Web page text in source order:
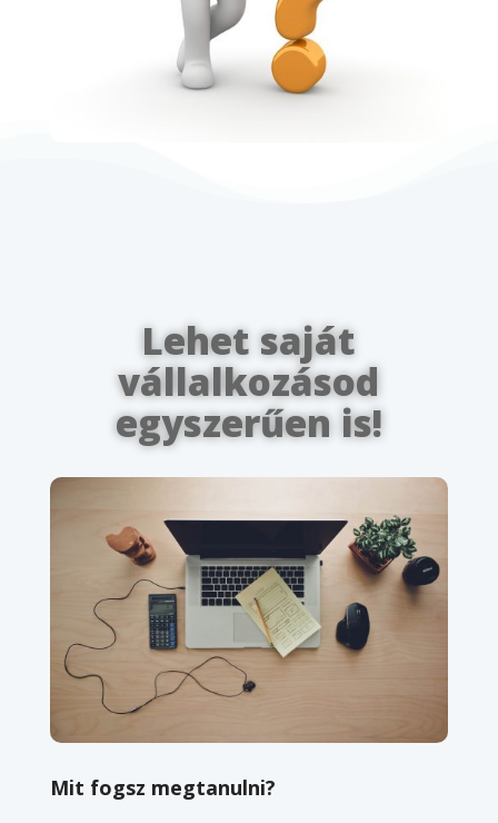
Lehet saját
vállalkozásod
egyszerűen is!
Mit fogsz megtanulni?